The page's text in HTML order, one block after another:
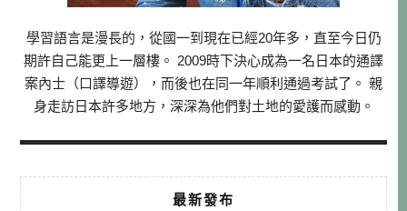
學習語言是漫長的，從國一到現在已經20年多，直至今日仍
期許自己能更上一層樓。 2009時下決心成為一名日本的通譯
案內士（口譯導遊），而後也在同一年順利通過考試了。 親
身走訪日本許多地方，深深為他們對土地的愛護而感動。
最新發布